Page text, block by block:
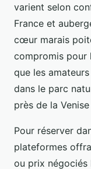
varient selon
France et
cœur marais
compromis pour
que les
dans le parc
près de la
Pour réserver
plateformes
ou prix négociés